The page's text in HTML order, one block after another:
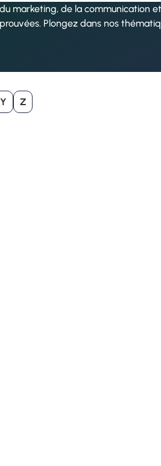
marketing, de la communication
Plongez dans nos
Y
Z